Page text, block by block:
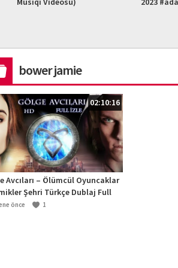
bower jamie
02:10:16
Avcıları – Ölümcül Oyuncaklar
Şehri Türkçe Dublaj Full
)
önce 1